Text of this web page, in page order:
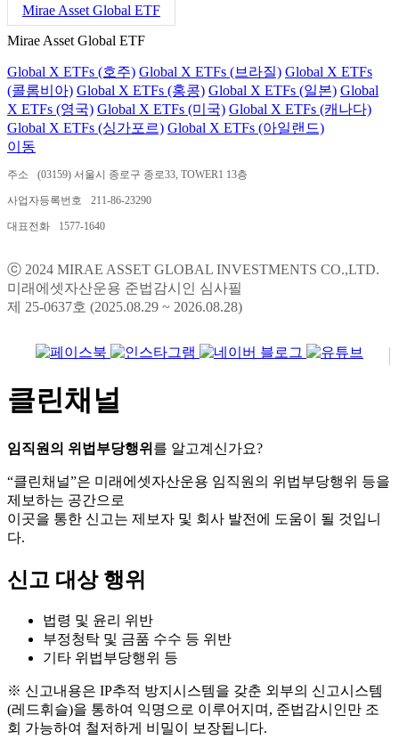
Mirae Asset Global ETF
Mirae Asset Global ETF
Global X ETFs (호주) Global X ETFs (브라질) Global X ETFs
(콜롬비아) Global X ETFs (홍콩) Global X ETFs (일본) Global
X ETFs (영국) Global X ETFs (미국) Global X ETFs (캐나다)
Global X ETFs (싱가포르) Global X ETFs (아일랜드)
이동
주소 (03159) 서울시 종로구 종로33, TOWER1 13층
사업자등록번호 211-86-23290
대표전화 1577-1640
ⓒ 2024 MIRAE ASSET GLOBAL INVESTMENTS CO.,LTD.
미래에셋자산운용 준법감시인 심사필
제 25-0637호 (2025.08.29 ~ 2026.08.28)
클린채널
임직원의 위법부당행위 를 알고계신가요?
“클린채널”은 미래에셋자산운용 임직원의 위법부당행위 등을
제보하는 공간으로
이곳을 통한 신고는 제보자 및 회사 발전에 도움이 될 것입니
다.
신고 대상 행위
법령 및 윤리 위반
부정청탁 및 금품 수수 등 위반
기타 위법부당행위 등
※ 신고내용은 IP추적 방지시스템을 갖춘 외부의 신고시스템
(레드휘슬)을 통하여 익명으로 이루어지며, 준법감시인만 조
회 가능하여 철저하게 비밀이 보장됩니다.